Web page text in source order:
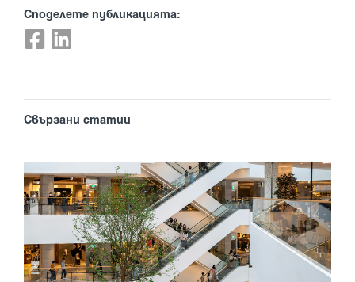
Споделете публикацията:
Свързани статии